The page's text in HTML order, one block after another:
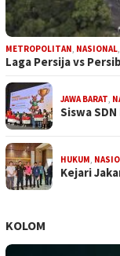
METROPOLITAN NASIONAL
Laga Persija vs
JAWA BARAT
Siswa
HUKUM
Kejari
KOLOM